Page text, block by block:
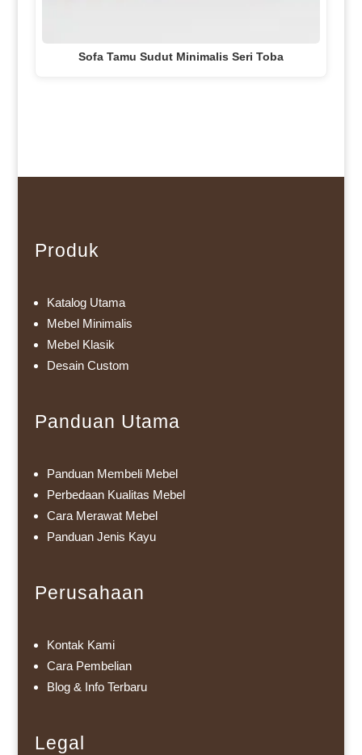
Sofa Tamu Sudut Minimalis Seri Toba
Produk
Katalog Utama
Mebel Minimalis
Mebel Klasik
Desain Custom
Panduan Utama
Panduan Membeli Mebel
Perbedaan Kualitas Mebel
Cara Merawat Mebel
Panduan Jenis Kayu
Perusahaan
Kontak Kami
Cara Pembelian
Blog & Info Terbaru
Legal